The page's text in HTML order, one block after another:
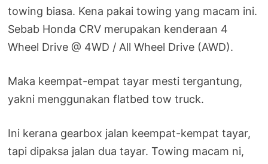
towing biasa. Kena pakai towing yang macam ini.
Sebab Honda CRV merupakan kenderaan 4
Wheel Drive @ 4WD / All Wheel Drive (AWD).
Maka keempat-empat tayar mesti tergantung,
yakni menggunakan flatbed tow truck.
Ini kerana gearbox jalan keempat-kempat tayar,
tapi dipaksa jalan dua tayar. Towing macam ni,